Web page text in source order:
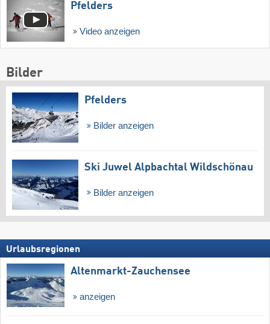
Pfelders
Video anzeigen
Bilder
Pfelders
Bilder anzeigen
Ski Juwel Alpbachtal Wildschönau
Bilder anzeigen
Urlaubsregionen
Altenmarkt-Zauchensee
anzeigen